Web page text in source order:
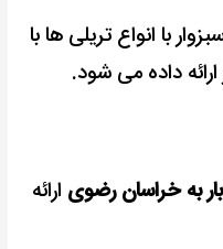
با انواع تریلی ها با
ارائه داده می شود.
به خراسان رضوی ارائه